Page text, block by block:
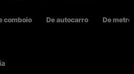
comboio De autocarro De metro